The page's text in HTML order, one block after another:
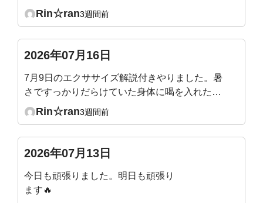
圧が入るのを確認できました。最後、バックプ
Rin☆ran3週間前
2026年07月16日
7月9日のエクササイズ解説付きやりました。暑
さですっかりだらけていた身体に喝を入れたよ
うで、シャキッとしました。ぽっこりになって
な？やりやすくなりました。
Rin☆ran3週間前
2026年07月13日
今日も頑張りました。明日も頑張り
ます🔥